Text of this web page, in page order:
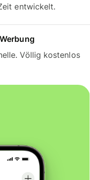
entwickelt.
Völlig kostenlos